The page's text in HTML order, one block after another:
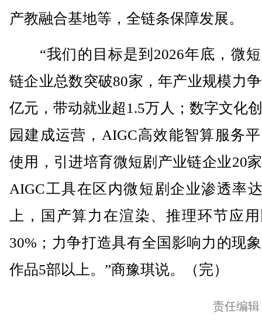
产教融合基地等，全链条保障发展。
“我们的目标是到2026年底，微短
链企业总数突破80家，年产业规模力
亿元，带动就业超1.5万人；数字文化
园建成运营，AIGC高效能智算服务
使用，引进培育微短剧产业链企业20
AIGC工具在区内微短剧企业渗透率
上，国产算力在渲染、推理环节应
30%；力争打造具有全国影响力的现
作品5部以上。”商豫琪说。（完）
责任编